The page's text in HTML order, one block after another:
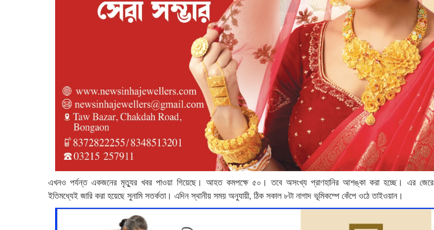
এখনও পর্যন্ত একজনের মৃত্যুর খবর পাওয়া গিয়েছে। আহত কমপক্ষে ৫০। তবে অসংখ্য প্রাণহানির আশঙ্কা করা হচ্ছে। এর জেরে
ইতিমধ্যেই জারি করা হয়েছে সুনামি সতর্কতা। এদিন স্থানীয় সময় অনুযায়ী, ঠিক সকাল ৮টা নাগাদ ভূমিকম্পে কেঁপে ওঠে তাইওয়ান।